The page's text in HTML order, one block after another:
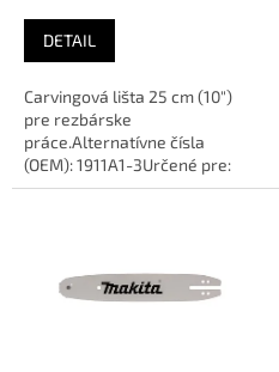
DETAIL
Carvingová lišta 25 cm (10")
pre rezbárske
práce.Alternatívne čísla
(OEM): 1911A1-3Určené pre:
MAKITA DUC254, DUC306